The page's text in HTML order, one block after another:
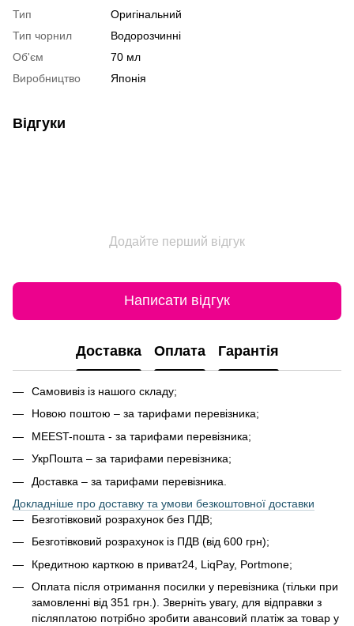
Тип
Оригінальний
Тип чорнил
Водорозчинні
Об'єм
70 мл
Виробництво
Японія
Відгуки
Додайте перший відгук
Написати відгук
Доставка Оплата Гарантія
Самовивіз із нашого складу;
Новою поштою – за тарифами перевізника;
MEEST-пошта - за тарифами перевізника;
УкрПошта – за тарифами перевізника;
Доставка – за тарифами перевізника.
Докладніше про доставку та умови безкоштовної доставки
Безготівковий розрахунок без ПДВ;
Безготівковий розрахунок із ПДВ (від 600 грн);
Кредитною карткою в приват24, LiqPay, Portmone;
Оплата після отримання посилки у перевізника (тільки при
замовленні від 351 грн.). Зверніть увагу, для відправки з
післяплатою потрібно зробити авансовий платіж за товар у